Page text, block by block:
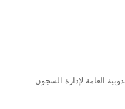
العامة لإدارة السجون